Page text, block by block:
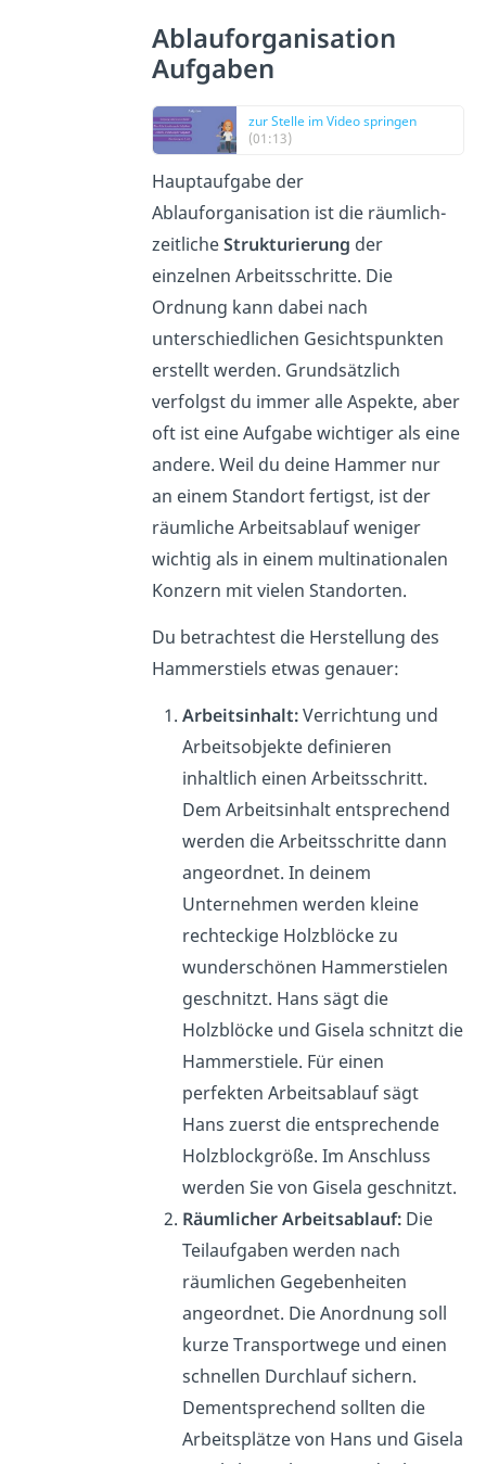
Ablauforganisation
Aufgaben
zur Stelle im Video springen
(01:13)
Hauptaufgabe der
Ablauforganisation ist die räumlich-
zeitlicheStrukturierung der
einzelnen Arbeitsschritte. Die
Ordnung kann dabei nach
unterschiedlichen Gesichtspunkten
erstellt werden. Grundsätzlich
verfolgst du immer alle Aspekte, aber
oft ist eine Aufgabe wichtiger als eine
andere. Weil du deine Hammer nur
an einem Standort fertigst, ist der
räumliche Arbeitsablauf weniger
wichtig als in einem multinationalen
Konzern mit vielen Standorten.
Du betrachtest die Herstellung des
Hammerstiels etwas genauer:
Arbeitsinhalt:Verrichtung und
Arbeitsobjekte definieren
inhaltlich einen Arbeitsschritt.
Dem Arbeitsinhalt entsprechend
werden die Arbeitsschritte dann
angeordnet. In deinem
Unternehmen werden kleine
rechteckige Holzblöcke zu
wunderschönen Hammerstielen
geschnitzt. Hans sägt die
Holzblöcke und Gisela schnitzt die
Hammerstiele. Für einen
perfekten Arbeitsablauf sägt
Hans zuerst die entsprechende
Holzblockgröße. Im Anschluss
werden Sie von Gisela geschnitzt.
Räumlicher Arbeitsablauf: Die
Teilaufgaben werden nach
räumlichen Gegebenheiten
angeordnet. Die Anordnung soll
kurze Transportwege und einen
schnellen Durchlauf sichern.
Dementsprechend sollten die
Arbeitsplätze von Hans und Gisela